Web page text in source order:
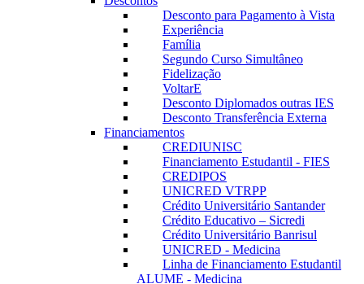
Desconto para Pagamento à Vista
Experiência
Família
Segundo Curso Simultâneo
Fidelização
VoltarE
Desconto Diplomados outras IES
Desconto Transferência Externa
Financiamentos
CREDIUNISC
Financiamento Estudantil - FIES
CREDIPOS
UNICRED VTRPP
Crédito Universitário Santander
Crédito Educativo – Sicredi
Crédito Universitário Banrisul
UNICRED - Medicina
Linha de Financiamento Estudantil
ALUME - Medicina